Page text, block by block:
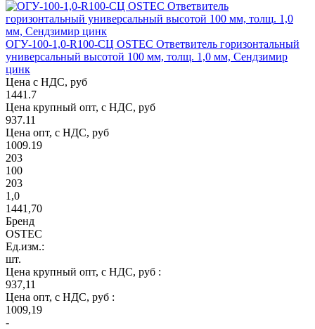
ОГУ-100-1,0-R100-СЦ OSTEC Ответвитель горизонтальный
универсальный высотой 100 мм, толщ. 1,0 мм, Сендзимир
цинк
Цена с НДС, руб
1441.7
Цена крупный опт, с НДС, руб
937.11
Цена опт, с НДС, руб
1009.19
203
100
203
1,0
1441,70
Бренд
OSTEC
Ед.изм.:
шт.
Цена крупный опт, с НДС, руб :
937,11
Цена опт, с НДС, руб :
1009,19
-